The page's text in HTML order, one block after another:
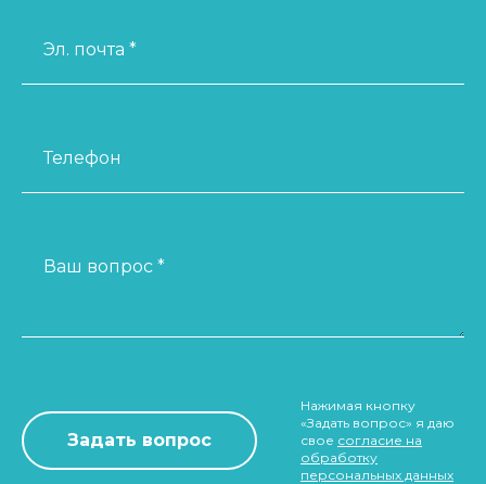
Эл. почта *
Телефон
Ваш вопрос *
Нажимая кнопку
«Задать вопрос» я даю
свое согласие на
обработку
персональных данных